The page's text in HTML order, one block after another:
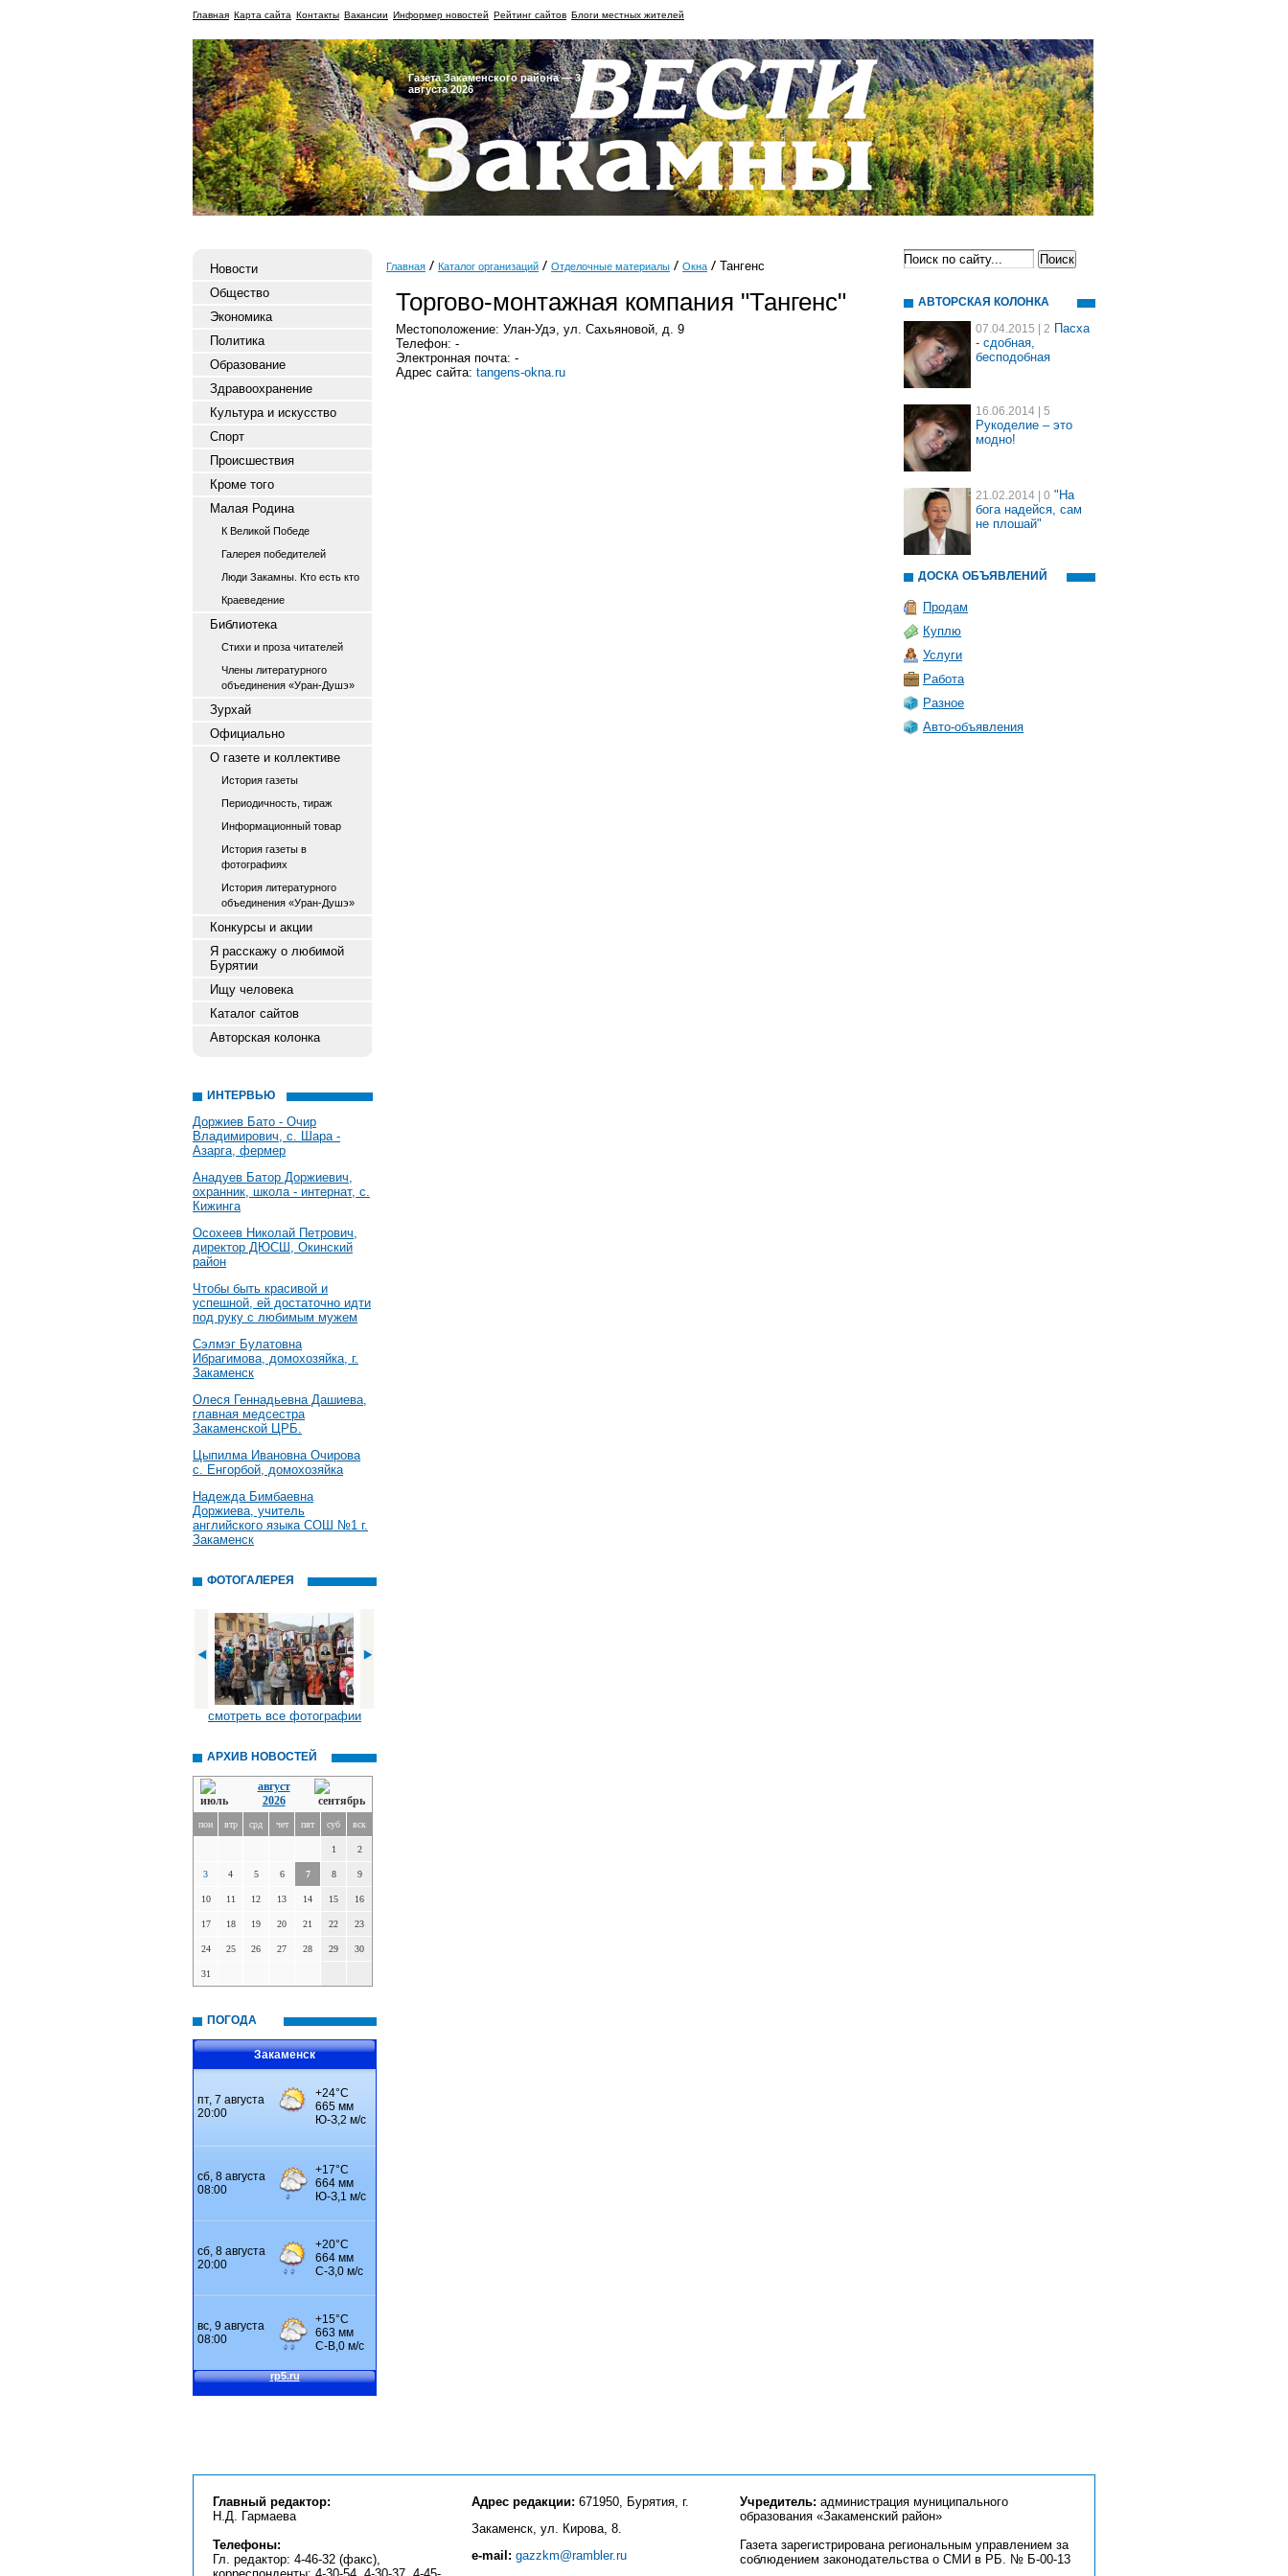
Главная Карта сайта Контакты Вакансии Информер новостей Рейтинг сайтов Блоги местных жителей
Газета Закаменского района — 3
августа 2026
Новости
Общество
Экономика
Политика
Образование
Здравоохранение
Культура и искусство
Спорт
Происшествия
Кроме того
Малая Родина
К Великой Победе
Галерея победителей
Люди Закамны. Кто есть кто
Краеведение
Библиотека
Стихи и проза читателей
Члены литературного
объединения «Уран-Душэ»
Зурхай
Официально
О газете и коллективе
История газеты
Периодичность, тираж
Информационный товар
История газеты в
фотографиях
История литературного
объединения «Уран-Душэ»
Конкурсы и акции
Я расскажу о любимой
Бурятии
Ищу человека
Каталог сайтов
Авторская колонка
ИНТЕРВЬЮ
Доржиев Бато - Очир
Владимирович, с. Шара -
Азарга, фермер
Анадуев Батор Доржиевич,
охранник, школа - интернат, с.
Кижинга
Осохеев Николай Петрович,
директор ДЮСШ, Окинский
район
Чтобы быть красивой и
успешной, ей достаточно идти
под руку с любимым мужем
Сэлмэг Булатовна
Ибрагимова, домохозяйка, г.
Закаменск
Олеся Геннадьевна Дашиева,
главная медсестра
Закаменской ЦРБ.
Цыпилма Ивановна Очирова
с. Енгорбой, домохозяйка
Надежда Бимбаевна
Доржиева, учитель
английского языка СОШ №1 г.
Закаменск
ФОТОГАЛЕРЕЯ
смотреть все фотографии
АРХИВ НОВОСТЕЙ
август
2026
пон втр срд чет пят суб вск
1 2
3 4 5 6 7 8 9
10 11 12 13 14 15 16
17 18 19 20 21 22 23
24 25 26 27 28 29 30
31
ПОГОДА
Закаменск
Главная Каталог организаций Отделочные материалы Окна Тангенс
Торгово-монтажная компания "Тангенс"
Местоположение: Улан-Удэ, ул. Сахьяновой, д. 9
Телефон: -
Электронная почта: -
Адрес сайта: tangens-okna.ru
АВТОРСКАЯ КОЛОНКА
07.04.2015 | 2 Пасха
- сдобная,
бесподобная
16.06.2014 | 5
Рукоделие – это
модно!
21.02.2014 | 0 "На
бога надейся, сам
не плошай"
ДОСКА ОБЪЯВЛЕНИЙ
Продам
Куплю
Услуги
Работа
Разное
Авто-объявления
Главный редактор:
Н.Д. Гармаева
Телефоны:
Гл. редактор: 4-46-32 (факс),
Адрес редакции: 671950, Бурятия, г.
Закаменск, ул. Кирова, 8.
e-mail: gazzkm@rambler.ru
Учредитель: администрация муниципального
образования «Закаменский район»
Газета зарегистрирована региональным управлением за
соблюдением законодательства о СМИ в РБ. № Б-00-13